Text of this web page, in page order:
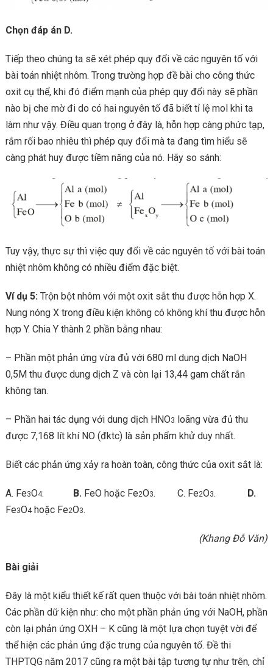
Chọn đáp án D.
Tiếp theo chúng ta sẽ xét phép quy đổi về các nguyên tố với
bài toán nhiệt nhôm. Trong trường hợp đề bài cho công thức
oxit cụ thể, khi đó điểm mạnh của phép quy đổi này sẽ phần
nào bị che mờ đi do có hai nguyên tố đã biết tỉ lệ mol khi ta
làm như vậy. Điều quan trọng ở đây là, hỗn hợp càng phức tạp,
rắm rối bao nhiêu thì phép quy đổi mà ta đang tìm hiểu sẽ
càng phát huy được tiềm năng của nó. Hãy so sánh:
Tuy vậy, thực sự thì việc quy đổi về các nguyên tố với bài toán
nhiệt nhôm không có nhiều điểm đặc biệt.
Ví dụ 5: Trộn bột nhôm với một oxit sắt thu được hỗn hợp X.
Nung nóng X trong điều kiện không có không khí thu được hỗn
hợp Y. Chia Y thành 2 phần bằng nhau:
– Phần một phản ứng vừa đủ với 680 ml dung dịch NaOH
0,5M thu được dung dịch Z và còn lại 13,44 gam chất rắn
không tan.
– Phần hai tác dụng với dung dịch HNO3 loãng vừa đủ thu
được 7,168 lít khí NO (đktc) là sản phẩm khử duy nhất.
Biết các phản ứng xảy ra hoàn toàn, công thức của oxit sắt là:
A. Fe3O4. B. FeO hoặc Fe2O3. C. Fe2O3. D.
Fe3O4hoặc Fe2O3.
(Khang Đỗ Văn)
Bài giải
Đây là một kiểu thiết kế rất quen thuộc với bài toán nhiệt nhôm.
Các phần dữ kiện như: cho một phần phản ứng với NaOH, phần
còn lại phản ứng OXH – K cũng là một lựa chọn tuyệt vời để
thể hiện các phản ứng đặc trưng của nguyên tố. Đề thi
THPTQG năm 2017 cũng ra một bài tập tương tự như trên, chỉ